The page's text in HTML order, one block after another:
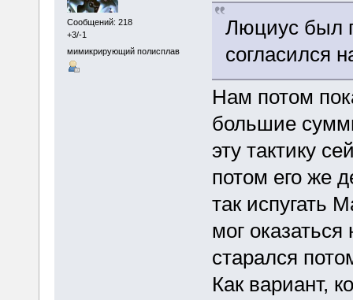
Сообщений: 218
+3/-1
мимикрирующий полисплав
Люциус был
согласился
Нам потом
большие
эту тактику
потом его же
так испугать
мог
старался
Как вариант,